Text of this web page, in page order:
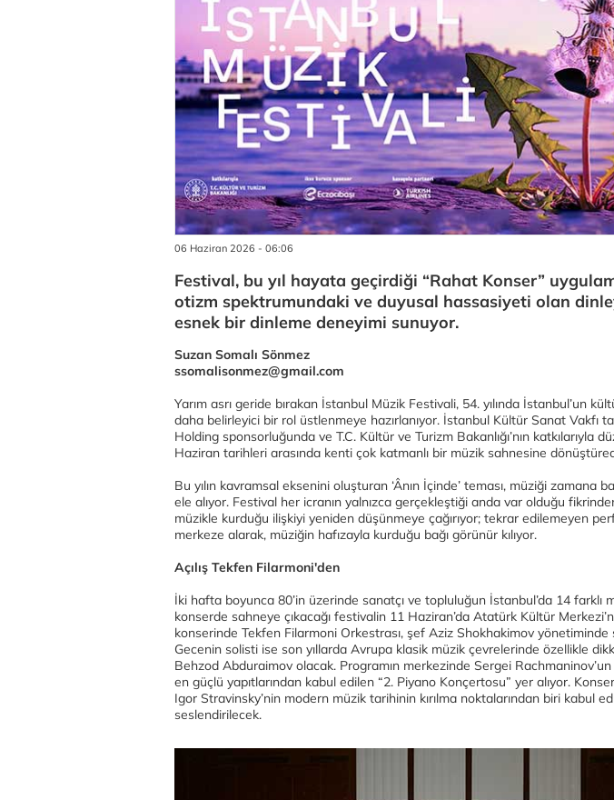
06 Haziran 2026 - 06:06
Festival, bu yıl hayata geçirdiği “Rahat Konser”
otizm spektrumundaki ve duyusal hassasiyeti olan
esnek bir dinleme deneyimi sunuyor.
Suzan Somalı Sönmez
ssomalisonmez@gmail.com
Yarım asrı geride bırakan İstanbul Müzik Festivali, 54. yılında İstanbul’un
daha belirleyici bir rol üstlenmeye hazırlanıyor. İstanbul Kültür Sanat Vakfı
Holding sponsorluğunda ve T.C. Kültür ve Turizm Bakanlığı’nın katkılarıyla
Haziran tarihleri arasında kenti çok katmanlı bir müzik sahnesine
Bu yılın kavramsal eksenini oluşturan ‘Ânın İçinde’ teması, müziği zamana
ele alıyor. Festival her icranın yalnızca gerçekleştiği anda var olduğu
müzikle kurduğu ilişkiyi yeniden düşünmeye çağırıyor; tekrar edilemeyen
merkeze alarak, müziğin hafızayla kurduğu bağı görünür kılıyor.
Açılış Tekfen Filarmoni'den
İki hafta boyunca 80’in üzerinde sanatçı ve topluluğun İstanbul’da 14 farklı
konserde sahneye çıkacağı festivalin 11 Haziran’da Atatürk Kültür
konserinde Tekfen Filarmoni Orkestrası, şef Aziz Shokhakimov yönetiminde
Gecenin solisti ise son yıllarda Avrupa klasik müzik çevrelerinde özellikle
Behzod Abduraimov olacak. Programın merkezinde Sergei
en güçlü yapıtlarından kabul edilen “2. Piyano Konçertosu” yer alıyor.
Igor Stravinsky’nin modern müzik tarihinin kırılma noktalarından biri kabul
seslendirilecek.